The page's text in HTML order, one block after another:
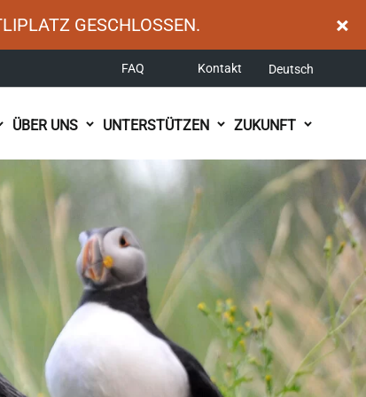
GESCHLOSSEN. ×
FAQ Kontakt Deutsch
ÜBER UNS UNTERSTÜTZEN ZUKUNFT